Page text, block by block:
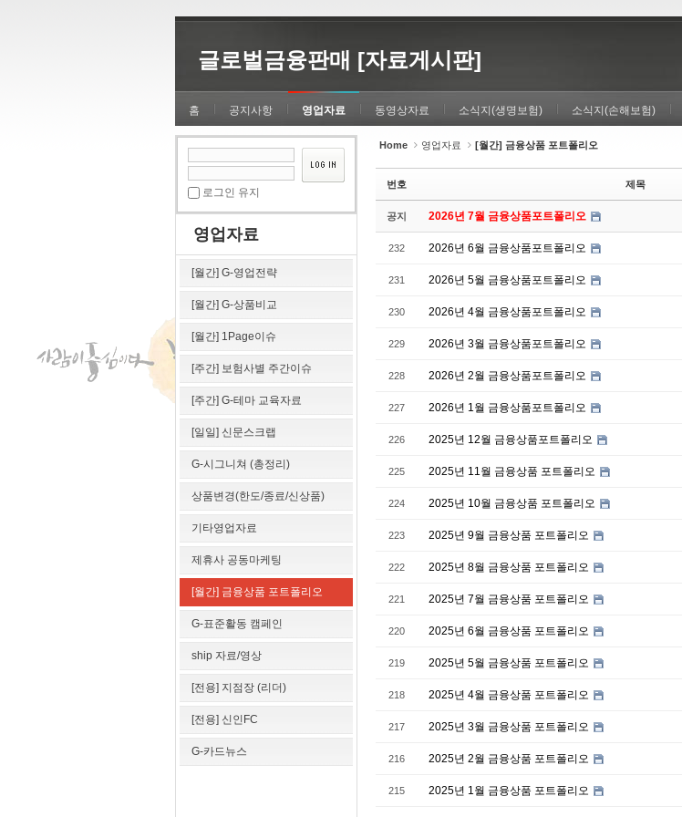
글로벌금융판매 [자료게시판]
홈 공지사항 영업자료 동영상자료 소식지(생명보험) 소식지(손해보험)
로그인 유지
영업자료
[월간] G-영업전략
[월간] G-상품비교
[월간] 1Page이슈
[주간] 보험사별 주간이슈
[주간] G-테마 교육자료
[일일] 신문스크랩
G-시그니쳐 (총정리)
상품변경(한도/종료/신상품)
기타영업자료
제휴사 공동마케팅
[월간] 금융상품 포트폴리오
G-표준활동 캠페인
ship 자료/영상
[전용] 지점장 (리더)
[전용] 신인FC
G-카드뉴스
Home 영업자료 [월간] 금융상품 포트폴리오
번호 제목
공지 2026년 7월 금융상품포트폴리오
232 2026년 6월 금융상품포트폴리오
231 2026년 5월 금융상품포트폴리오
230 2026년 4월 금융상품포트폴리오
229 2026년 3월 금융상품포트폴리오
228 2026년 2월 금융상품포트폴리오
227 2026년 1월 금융상품포트폴리오
226 2025년 12월 금융상품포트폴리오
225 2025년 11월 금융상품 포트폴리오
224 2025년 10월 금융상품 포트폴리오
223 2025년 9월 금융상품 포트폴리오
222 2025년 8월 금융상품 포트폴리오
221 2025년 7월 금융상품 포트폴리오
220 2025년 6월 금융상품 포트폴리오
219 2025년 5월 금융상품 포트폴리오
218 2025년 4월 금융상품 포트폴리오
217 2025년 3월 금융상품 포트폴리오
216 2025년 2월 금융상품 포트폴리오
215 2025년 1월 금융상품 포트폴리오
Sketchbook5, 스케치북5
Sketchbook5, 스케치북5
Sketchbook5, 스케치북5
Sketchbook5, 스케치북5